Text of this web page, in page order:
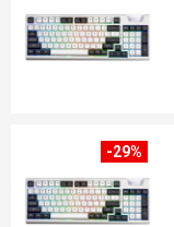
-29%